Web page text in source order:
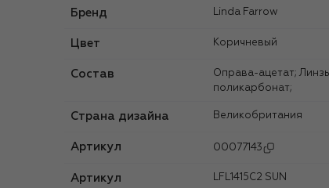
Бренд Linda Farrow
Цвет Коричневый
Состав
Оправа-ацетат; Линзы-
поликарбонат;
Страна дизайна Великобритания
Артикул 00077143
Артикул
LFL1415C2 SUN